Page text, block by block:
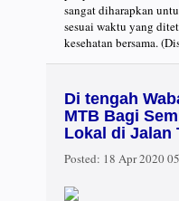
sangat diharapkan
sesuai waktu yang
kesehatan bersama.
Di tengah
MTB Bagi
Lokal di Jalan
Posted: 18 Apr 2020